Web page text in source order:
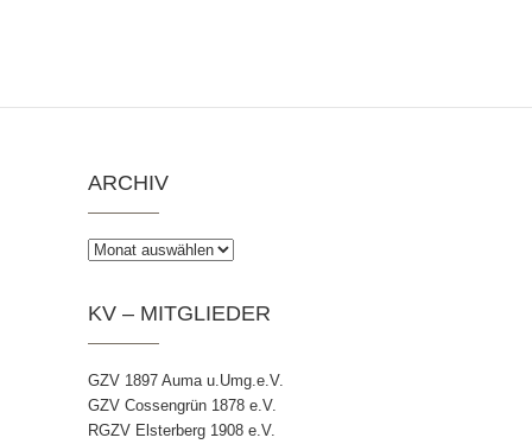
ARCHIV
Archiv
KV – MITGLIEDER
GZV 1897 Auma u.Umg.e.V.
GZV Cossengrün 1878 e.V.
RGZV Elsterberg 1908 e.V.